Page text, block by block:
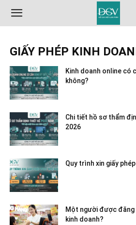
GIẤY PHÉP KINH
Kinh doanh online có
không?
Chi tiết hồ sơ thẩm
2026
Quy trình xin giấy
Một người được đăng
kinh doanh?